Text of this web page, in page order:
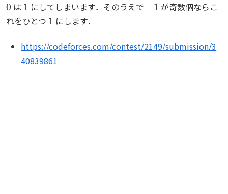
は にしてしまいます．そのうえで
が奇数個ならこ
れをひとつ
1
にします．
https://codeforces.com/contest/2149/submission/3
40839861